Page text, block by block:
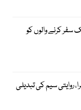
سفر کرنے والوں کو
روایتی سیم کی تبدیلی